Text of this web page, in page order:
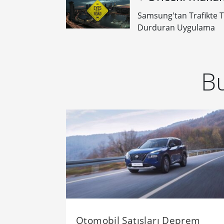
Samsung'tan Trafikte
Durduran Uygulama
Otomobil Satışları Deprem